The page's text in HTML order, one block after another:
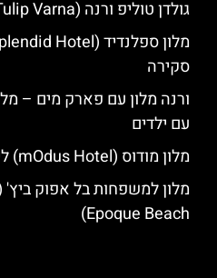
גולדן טוליפ ורנה (Golden Tulip Varna) – סקירה
סקירה
ורנה מלון עם פארק מים –
עם ילדים
מלון מודוס (mOdus Hotel) ליד בית חב"ד ורנה
Epoque Beach)